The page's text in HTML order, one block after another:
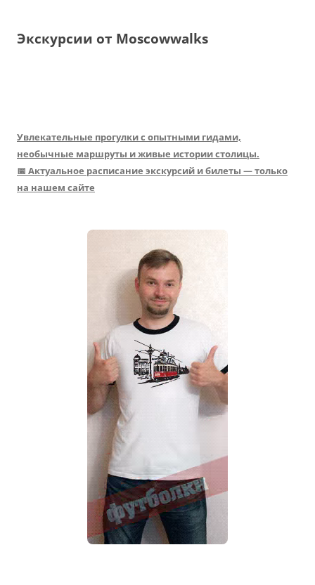
Экскурсии от Moscowwalks
Увлекательные прогулки с опытными гидами,
необычные маршруты и живые истории столицы.
📅 Актуальное расписание экскурсий и билеты — только
на нашем сайте